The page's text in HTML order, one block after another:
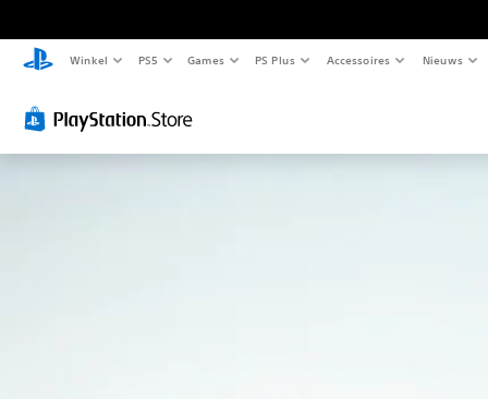
Winkel PS5 Games PS Plus Accessoires Nieuws